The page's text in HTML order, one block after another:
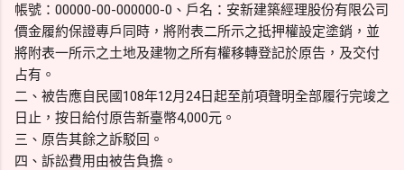
帳號：00000-00-000000-0、戶名：安新建築經理股份有限公司
價金履約保證專戶同時，將附表二所示之抵押權設定塗銷，並
將附表一所示之土地及建物之所有權移轉登記於原告，及交付
占有。
二、被告應自民國108年12月24日起至前項聲明全部履行完竣之
日止，按日給付原告新臺幣4,000元。
三、原告其餘之訴駁回。
四、訴訟費用由被告負擔。